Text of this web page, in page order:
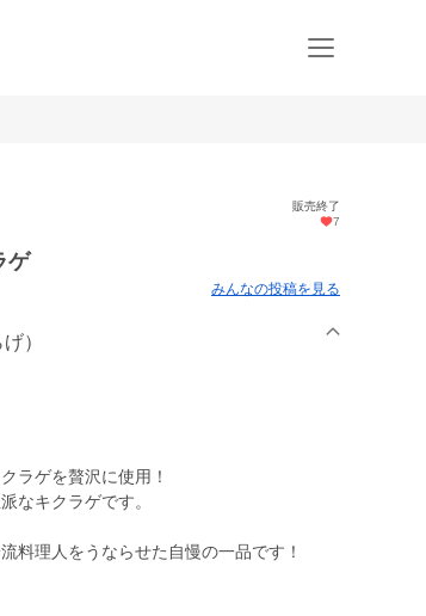
販売終了
7
ゲ
みんなの投稿を見る
）
ラゲを贅沢に使用！
なキクラゲです。
料理人をうならせた自慢の一品です！